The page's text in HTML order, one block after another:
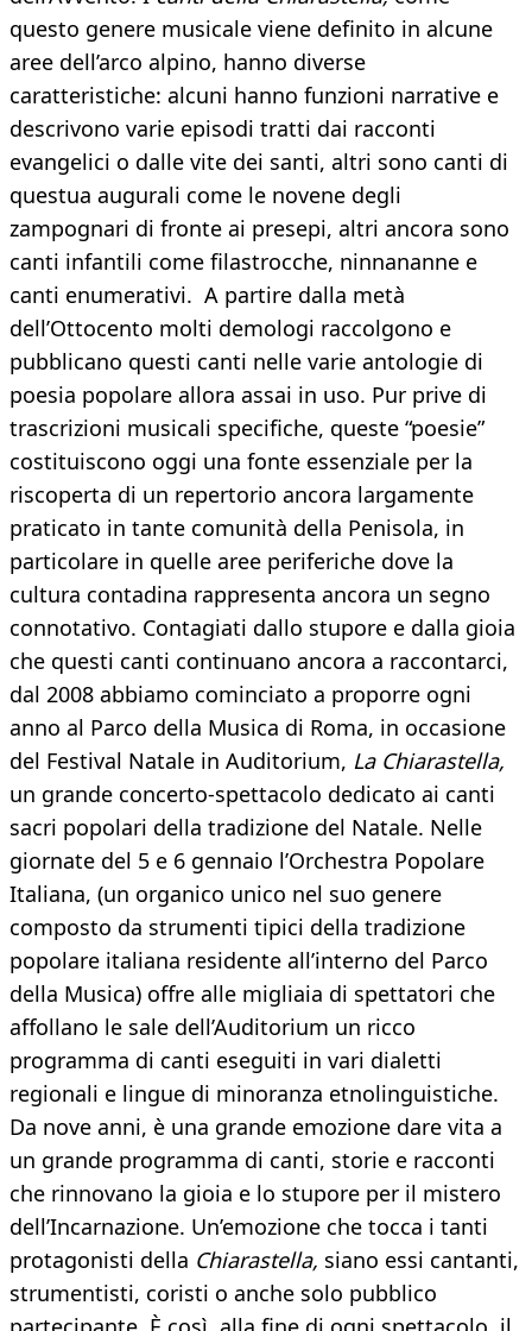
questo genere musicale viene definito in alcune
aree dell’arco alpino, hanno diverse
caratteristiche: alcuni hanno funzioni narrative e
descrivono varie episodi tratti dai racconti
evangelici o dalle vite dei santi, altri sono canti di
questua augurali come le novene degli
zampognari di fronte ai presepi, altri ancora sono
canti infantili come filastrocche, ninnananne e
canti enumerativi. A partire dalla metà
dell’Ottocento molti demologi raccolgono e
pubblicano questi canti nelle varie antologie di
poesia popolare allora assai in uso. Pur prive di
trascrizioni musicali specifiche, queste “poesie”
costituiscono oggi una fonte essenziale per la
riscoperta di un repertorio ancora largamente
praticato in tante comunità della Penisola, in
particolare in quelle aree periferiche dove la
cultura contadina rappresenta ancora un segno
connotativo. Contagiati dallo stupore e dalla gioia
che questi canti continuano ancora a raccontarci,
dal 2008 abbiamo cominciato a proporre ogni
anno al Parco della Musica di Roma, in occasione
del Festival Natale in Auditorium, La Chiarastella,
un grande concerto-spettacolo dedicato ai canti
sacri popolari della tradizione del Natale. Nelle
giornate del 5 e 6 gennaio l’Orchestra Popolare
Italiana, (un organico unico nel suo genere
composto da strumenti tipici della tradizione
popolare italiana residente all’interno del Parco
della Musica) offre alle migliaia di spettatori che
affollano le sale dell’Auditorium un ricco
programma di canti eseguiti in vari dialetti
regionali e lingue di minoranza etnolinguistiche.
Da nove anni, è una grande emozione dare vita a
un grande programma di canti, storie e racconti
che rinnovano la gioia e lo stupore per il mistero
dell’Incarnazione. Un’emozione che tocca i tanti
protagonisti della Chiarastella, siano essi cantanti,
strumentisti, coristi o anche solo pubblico